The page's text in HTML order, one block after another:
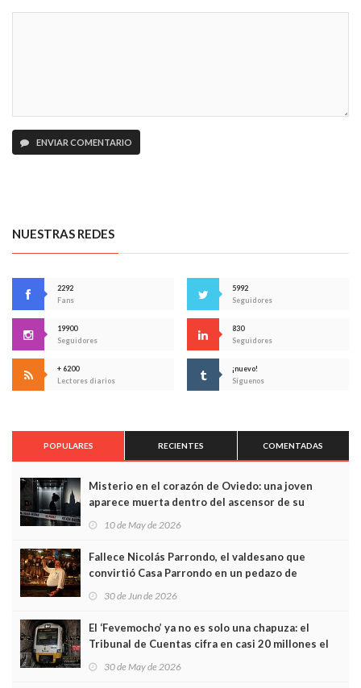
ENVIAR COMENTARIO
NUESTRAS REDES
2292
Fans
5992
Seguidores
19900
Seguidores
830
Seguidores
+ 6200
Lectores diarios
¡nuevo!
Síguenos
POPULARES RECIENTES COMENTADAS
Misterio en el corazón de Oviedo: una joven
aparece muerta dentro del ascensor de su
edificio y las cámaras captan sus últimos minutos
10 de May de 2026
Fallece Nicolás Parrondo, el valdesano que
convirtió Casa Parrondo en un pedazo de
Asturias en Madrid
30 de Jun de 2026
El ‘Fevemocho’ ya no es solo una chapuza: el
Tribunal de Cuentas cifra en casi 20 millones el
sobrecoste de los trenes que no cabían por los
30 de May de 2026